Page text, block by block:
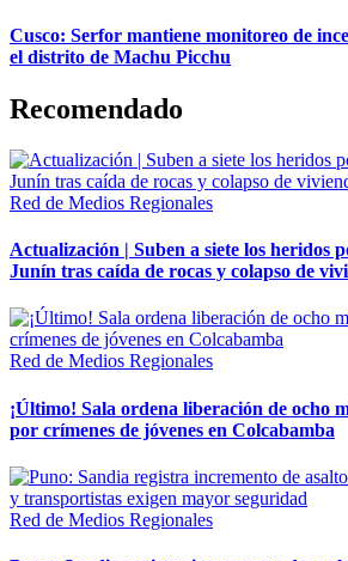
Cusco: Serfor mantiene monitoreo de
el distrito de Machu Picchu
Recomendado
Red de Medios Regionales
Actualización | Suben a siete los heridos
Junín tras caída de rocas y colapso de
Red de Medios Regionales
¡Último! Sala ordena liberación de ocho
por crímenes de jóvenes en Colcabamba
Red de Medios Regionales